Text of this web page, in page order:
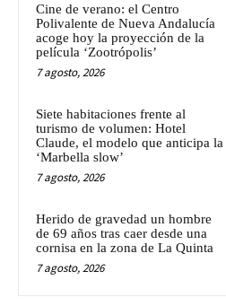
Cine de verano: el Centro
Polivalente de Nueva Andalucía
acoge hoy la proyección de la
película ‘Zootrópolis’
7 agosto, 2026
Siete habitaciones frente al
turismo de volumen: Hotel
Claude, el modelo que anticipa la
‘Marbella slow’
7 agosto, 2026
Herido de gravedad un hombre
de 69 años tras caer desde una
cornisa en la zona de La Quinta
7 agosto, 2026